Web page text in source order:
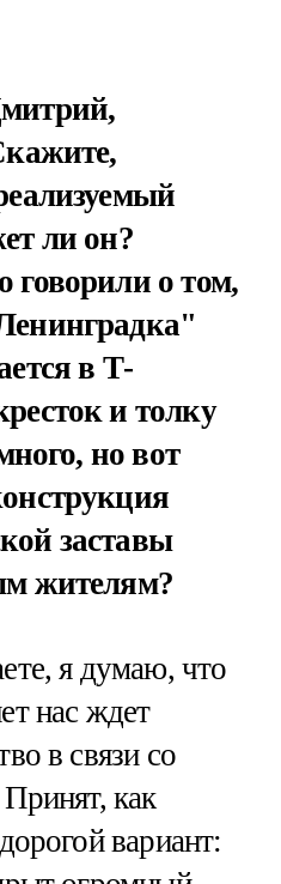
ли он?
говорили о том,
в Т-
и толку
но вот
заставы
жителям?
я думаю, что
нас ждет
в связи со
как
вариант: